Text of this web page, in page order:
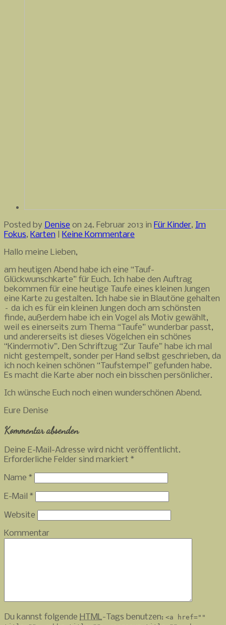
Posted by Denise on 24. Februar 2013 in Für Kinder, Im
Fokus, Karten
Keine Kommentare
Hallo meine Lieben,
am heutigen Abend habe ich eine “Tauf-
Glückwunschkarte” für Euch. Ich habe den Auftrag
bekommen für eine heutige Taufe eines kleinen Jungen
eine Karte zu gestalten. Ich habe sie in Blautöne gehalten
– da ich es für ein kleinen Jungen doch am schönsten
finde, außerdem habe ich ein Vogel als Motiv gewählt,
weil es einerseits zum Thema “Taufe” wunderbar passt,
und andererseits ist dieses Vögelchen ein schönes
“Kindermotiv”. Den Schriftzug “Zur Taufe” habe ich mal
nicht gestempelt, sonder per Hand selbst geschrieben, da
ich noch keinen schönen “Taufstempel” gefunden habe.
Es macht die Karte aber noch ein bisschen persönlicher.
Ich wünsche Euch noch einen wunderschönen Abend.
Eure Denise
Kommentar absenden
Deine E-Mail-Adresse wird nicht veröffentlicht.
Erforderliche Felder sind markiert *
Name *
E-Mail *
Website
Kommentar
Du kannst folgende HTML-Tags benutzen: <a href=""